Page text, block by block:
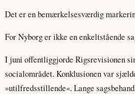
Det er en bemærkelsesværdig
For Nyborg er ikke en enkeltstående
I juni offentliggjorde Rigsrevisionen
socialområdet. Konklusionen var
»utilfredsstillende«. Lange